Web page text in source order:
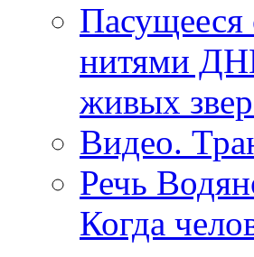
Пасущееся
нитями
живых
Видео.
Речь
Когда